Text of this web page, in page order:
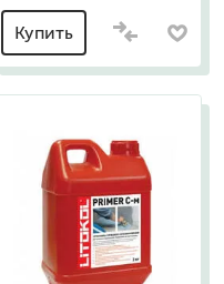
Купить